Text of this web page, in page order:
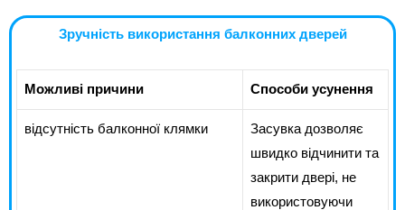
Зручність використання балконних дверей
Можливі причини Способи усунення
відсутність балконної клямки
Засувка дозволяє
швидко відчинити та
закрити двері, не
використовуючи